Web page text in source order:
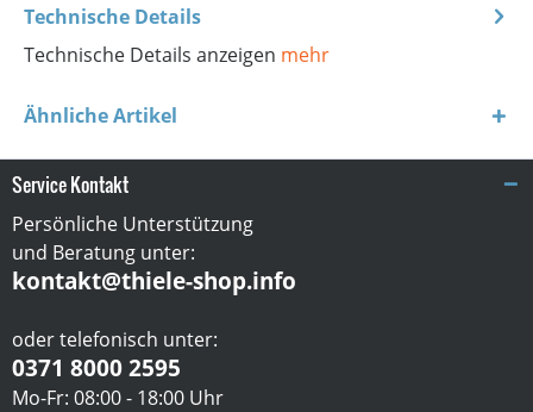
Technische Details
Technische Details anzeigen mehr
Ähnliche Artikel
Service Kontakt
Persönliche Unterstützung
und Beratung unter:
kontakt@thiele-shop.info
oder telefonisch unter:
0371 8000 2595
Mo-Fr: 08:00 - 18:00 Uhr